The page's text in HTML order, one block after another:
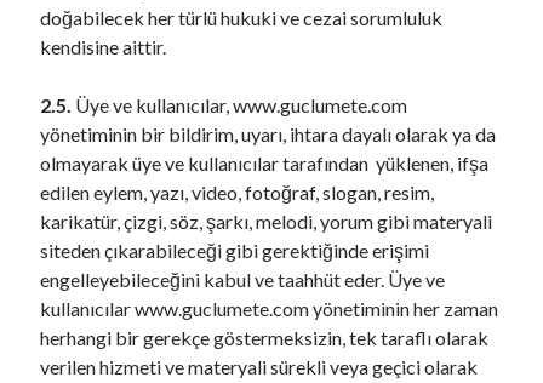
doğabilecek her türlü hukuki ve cezai sorumluluk
kendisine aittir.
2.5. Üye ve kullanıcılar, www.guclumete.com
yönetiminin bir bildirim, uyarı, ihtara dayalı olarak ya da
olmayarak üye ve kullanıcılar tarafından yüklenen, ifşa
edilen eylem, yazı, video, fotoğraf, slogan, resim,
karikatür, çizgi, söz, şarkı, melodi, yorum gibi materyali
siteden çıkarabileceği gibi gerektiğinde erişimi
engelleyebileceğini kabul ve taahhüt eder. Üye ve
kullanıcılar www.guclumete.com yönetiminin her zaman
herhangi bir gerekçe göstermeksizin, tek taraflı olarak
verilen hizmeti ve materyali sürekli veya geçici olarak